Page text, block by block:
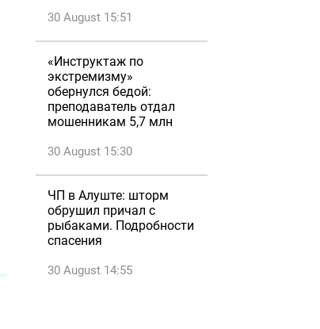
30 August 15:51
«Инструктаж по
экстремизму»
обернулся бедой:
преподаватель отдал
мошенникам 5,7 млн
30 August 15:30
ЧП в Алуште: шторм
обрушил причал с
рыбаками. Подробности
спасения
30 August 14:55